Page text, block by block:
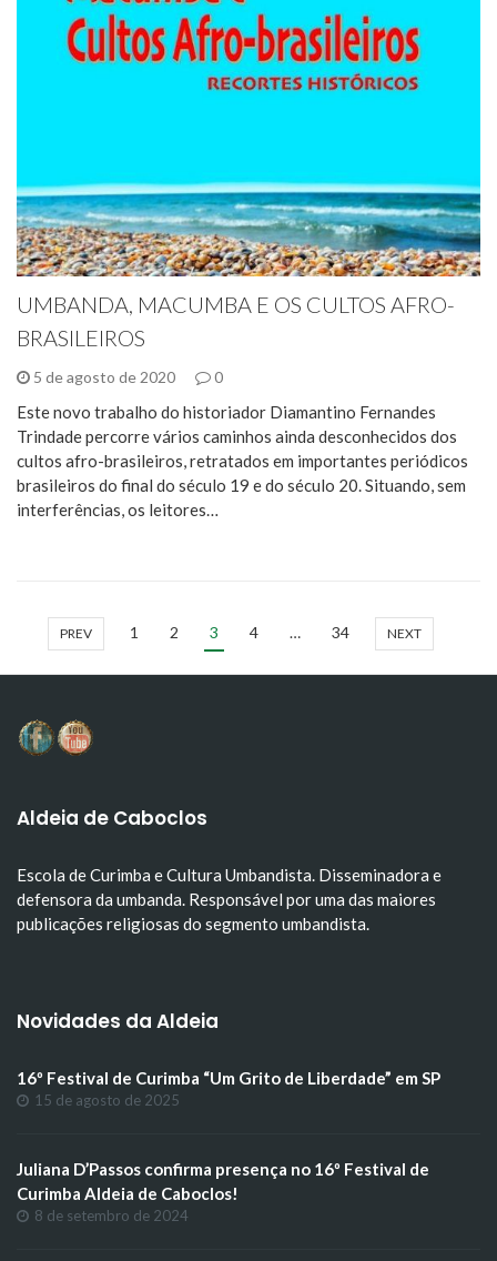
UMBANDA, MACUMBA E OS CULTOS AFRO-
BRASILEIROS
5 de agosto de 2020 0
Este novo trabalho do historiador Diamantino Fernandes
Trindade percorre vários caminhos ainda desconhecidos dos
cultos afro-brasileiros, retratados em importantes periódicos
brasileiros do final do século 19 e do século 20. Situando, sem
interferências, os leitores…
PREV 1 2 3 4 … 34 NEXT
Aldeia de Caboclos
Escola de Curimba e Cultura Umbandista. Disseminadora e
defensora da umbanda. Responsável por uma das maiores
publicações religiosas do segmento umbandista.
Novidades da Aldeia
16º Festival de Curimba “Um Grito de Liberdade” em SP
15 de agosto de 2025
Juliana D’Passos confirma presença no 16º Festival de
Curimba Aldeia de Caboclos!
8 de setembro de 2024